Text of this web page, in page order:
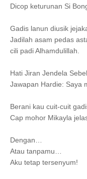
Dicop keturunan Si
Gadis lanun diusik
Jadilah asam pedas
cili padi Alhamdulillah.
Hati Jiran Jendela
Jawapan Hardie: Saya
Berani kau cuit-cuit
Cap mohor Mikayla
Dengan…
Atau tanpamu…
Aku tetap tersenyum!